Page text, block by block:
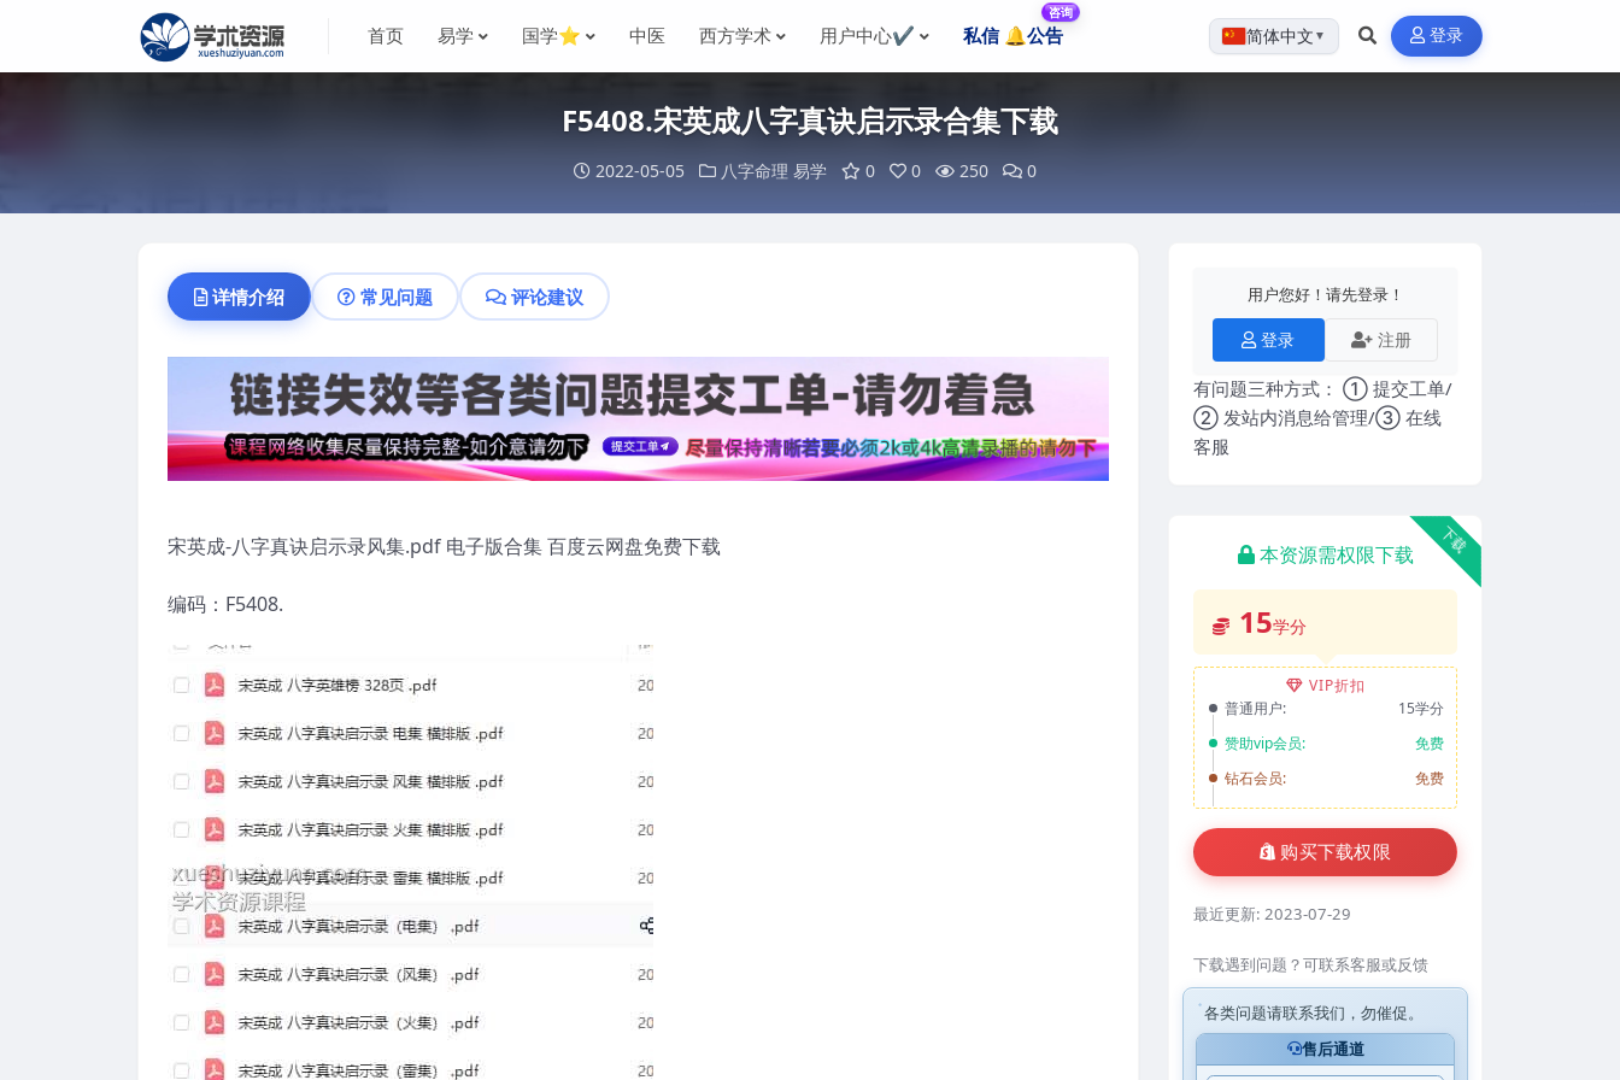
首页 易学 国学⭐ 中医 西方学术 用户中心✔️ 私信 🔔公告
咨询
简体中文 ▼ 登录
F5408.宋英成八字真诀启示录合集下载
2022-05-05 八字命理 易学 0 0 250 0
详情介绍 常见问题 评论建议
宋英成-八字真诀启示录风集.pdf 电子版合集 百度云网盘免费下载
编码：F5408.
用户您好！请先登录！
登录 注册
有问题三种方式： ① 提交工单/
② 发站内消息给管理/③ 在线
客服
下载
本资源需权限下载
15学分
VIP折扣
普通用户:
15学分
赞助vip会员:
免费
钻石会员:
免费
购买下载权限
最近更新: 2023-07-29
下载遇到问题？可联系客服或反馈
各类问题请联系我们，勿催促。
售后通道